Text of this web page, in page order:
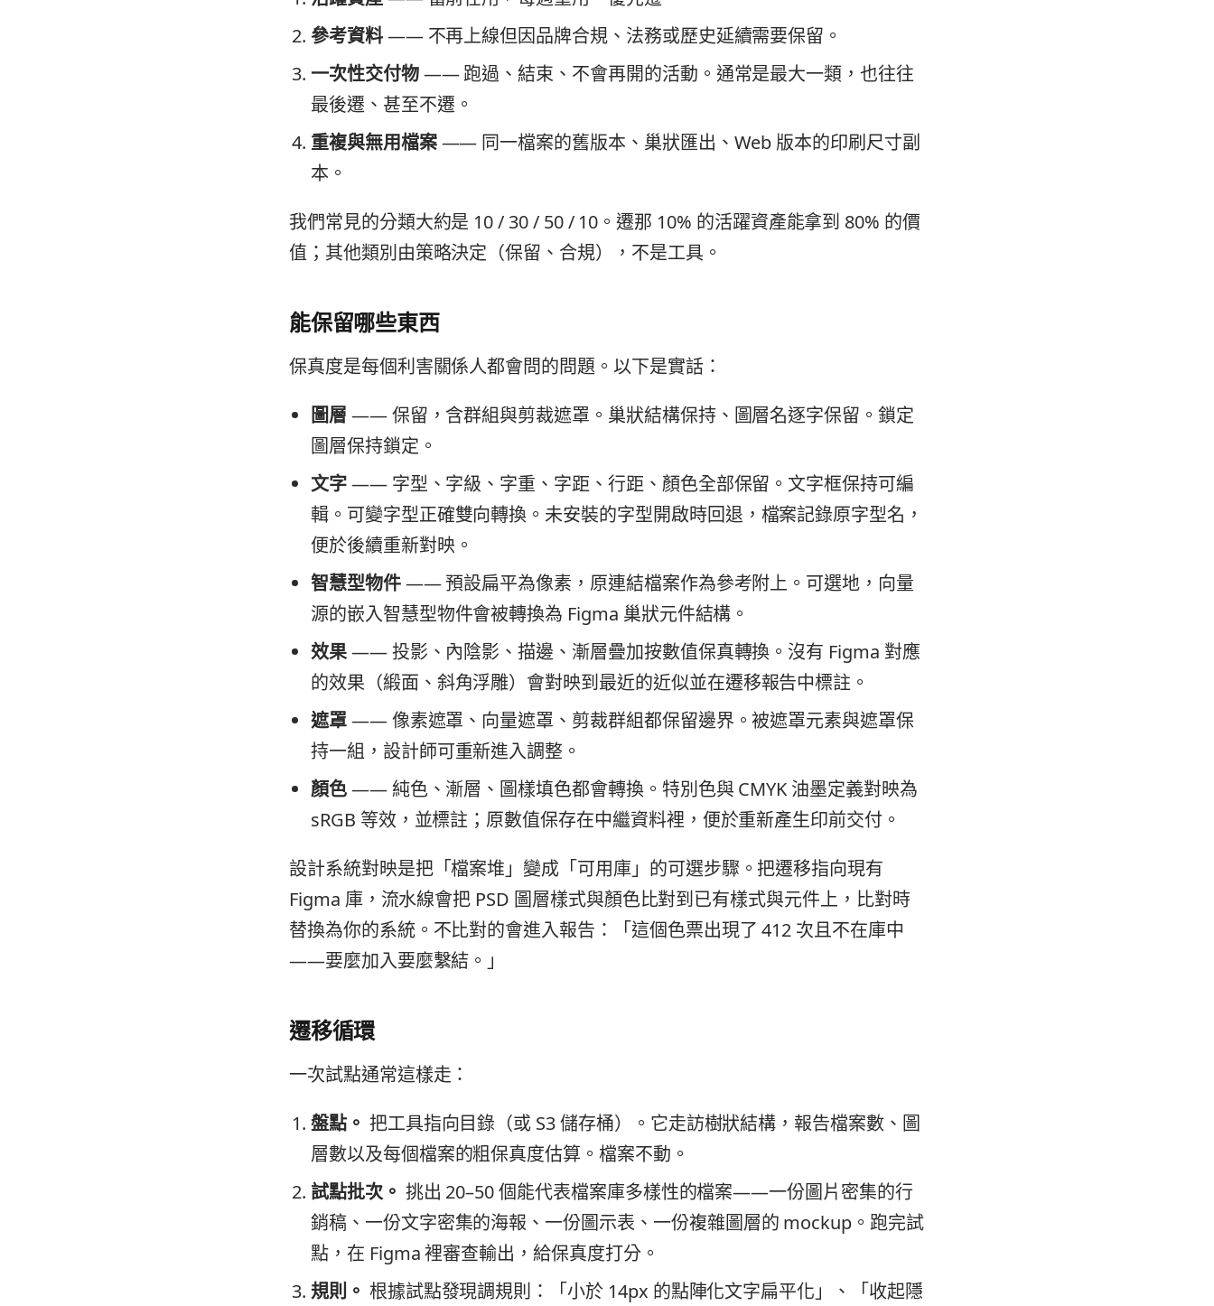
參考資料—— 不再上線但因品牌合規、法務或歷史延續需要保留。
一次性交付物—— 跑過、結束、不會再開的活動。通常是最大一類，也往往
最後遷、甚至不遷。
重複與無用檔案—— 同一檔案的舊版本、巢狀匯出、Web 版本的印刷尺寸副
本。
我們常見的分類大約是 10 / 30 / 50 / 10。遷那 10% 的活躍資產能拿到 80% 的價
值；其他類別由策略決定（保留、合規），不是工具。
能保留哪些東西
保真度是每個利害關係人都會問的問題。以下是實話：
圖層 —— 保留，含群組與剪裁遮罩。巢狀結構保持、圖層名逐字保留。鎖定
圖層保持鎖定。
文字—— 字型、字級、字重、字距、行距、顏色全部保留。文字框保持可編
輯。可變字型正確雙向轉換。未安裝的字型開啟時回退，檔案記錄原字型名，
便於後續重新對映。
智慧型物件—— 預設扁平為像素，原連結檔案作為參考附上。可選地，向量
源的嵌入智慧型物件會被轉換為 Figma 巢狀元件結構。
效果—— 投影、內陰影、描邊、漸層疊加按數值保真轉換。沒有 Figma 對應
的效果（緞面、斜角浮雕）會對映到最近的近似並在遷移報告中標註。
遮罩—— 像素遮罩、向量遮罩、剪裁群組都保留邊界。被遮罩元素與遮罩保
持一組，設計師可重新進入調整。
顏色—— 純色、漸層、圖樣填色都會轉換。特別色與 CMYK 油墨定義對映為
sRGB 等效，並標註；原數值保存在中繼資料裡，便於重新產生印前交付。
設計系統對映是把「檔案堆」變成「可用庫」的可選步驟。把遷移指向現有
Figma 庫，流水線會把 PSD 圖層樣式與顏色比對到已有樣式與元件上，比對時
替換為你的系統。不比對的會進入報告：「這個色票出現了 412 次且不在庫中
——要麼加入要麼繫結。」
遷移循環
一次試點通常這樣走：
盤點。 把工具指向目錄（或 S3 儲存桶）。它走訪樹狀結構，報告檔案數、圖
層數以及每個檔案的粗保真度估算。檔案不動。
試點批次。 挑出 20–50 個能代表檔案庫多樣性的檔案——一份圖片密集的行
銷稿、一份文字密集的海報、一份圖示表、一份複雜圖層的 mockup。跑完試
點，在 Figma 裡審查輸出，給保真度打分。
規則。 根據試點發現調規則：「小於 14px 的點陣化文字扁平化」、「收起隱